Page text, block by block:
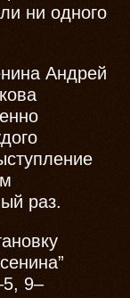
ни одного
Андрей
раз.
9–